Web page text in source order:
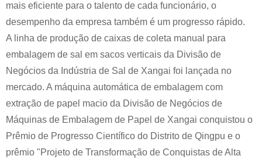
mais eficiente para o talento de cada funcionário, o
desempenho da empresa também é um progresso rápido.
A linha de produção de caixas de coleta manual para
embalagem de sal em sacos verticais da Divisão de
Negócios da Indústria de Sal de Xangai foi lançada no
mercado. A máquina automática de embalagem com
extração de papel macio da Divisão de Negócios de
Máquinas de Embalagem de Papel de Xangai conquistou o
Prêmio de Progresso Científico do Distrito de Qingpu e o
prêmio "Projeto de Transformação de Conquistas de Alta